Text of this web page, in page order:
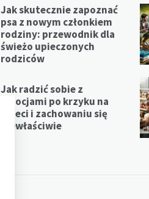
Jak skutecznie zapoznać
psa z nowym członkiem
rodziny: przewodnik dla
świeżo upieczonych
rodziców
Jak radzić sobie z
emocjami po krzyku na
dzieci i zachowaniu się
niewłaściwie